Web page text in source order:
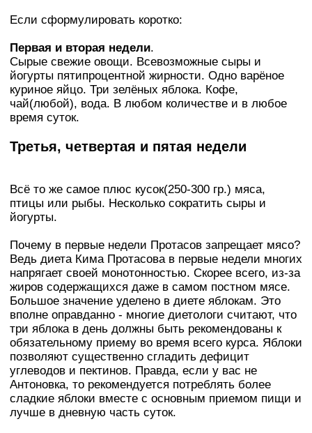
Если сформулировать коротко:
Первая и вторая недели.
Сырые свежие овощи. Всевозможные сыры и
йoгypты пятипроцентной жирности. Одно варёное
куриное яйцо. Три зелёных яблока. Кофе,
чай(любой), вода. В любом количестве и в любое
время суток.
Третья, четвертая и пятая недели
Всё то же самое плюс кусок(250-300 гр.) мяса,
птицы или рыбы. Несколько сократить сыры и
йoгypты.
Почему в первые недели Протасов запрещает мясо?
Ведь диета Кима Протасова в первые недели многих
напрягает своей монотонностью. Скорее всего, из-за
жиров содержащихся даже в самом постном мясе.
Большое значение уделено в диете яблокам. Это
вполне оправданно - многие диетологи считают, что
три яблока в день должны быть рекомендованы к
обязательному приему во время всего курса. Яблоки
позволяют существенно сгладить дефицит
углеводов и пектинов. Правда, если у вас не
Антоновка, то рекомендуется потреблять более
сладкие яблоки вместе с основным приемом пищи и
лучше в дневную часть суток.